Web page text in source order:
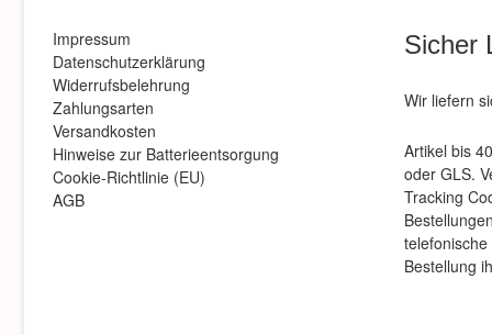
Impressum
Datenschutzerklärung
Widerrufsbelehrung
Zahlungsarten
Versandkosten
Hinweise zur Batterieentsorgung
Cookie-Richtlinie (EU)
AGB
Sicher
Wir liefern
Artikel bis
oder GLS.
Tracking
Bestellung